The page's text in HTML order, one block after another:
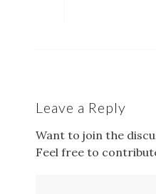
Leave a Reply
Want to join the
Feel free to